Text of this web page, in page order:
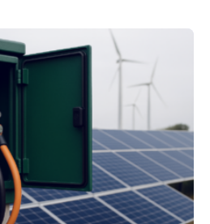
– Langzeitspeicherung in
Ziel des Projekts ist die
und Demonstration von
Energiespeicherung in
Energiesystemen. Das
2025, hat eine Laufzeit
Gesamtvolumen von rund 2,9
Millionen Euro durch das
und…